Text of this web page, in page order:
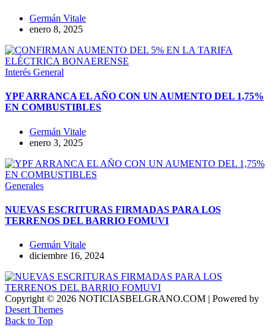
Germán Vitale
enero 8, 2025
Interés General
YPF ARRANCA EL AÑO CON UN AUMENTO DEL 1,75%
EN COMBUSTIBLES
Germán Vitale
enero 3, 2025
Generales
NUEVAS ESCRITURAS FIRMADAS PARA LOS
TERRENOS DEL BARRIO FOMUVI
Germán Vitale
diciembre 16, 2024
Copyright © 2026 NOTICIASBELGRANO.COM | Powered by
Desert Themes
Back to Top